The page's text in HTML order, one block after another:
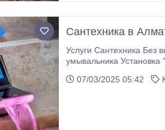
Сантехника в
Услуги Сантехника Без
умывальника
Замена сливного бачка
07/03/2025 05:42